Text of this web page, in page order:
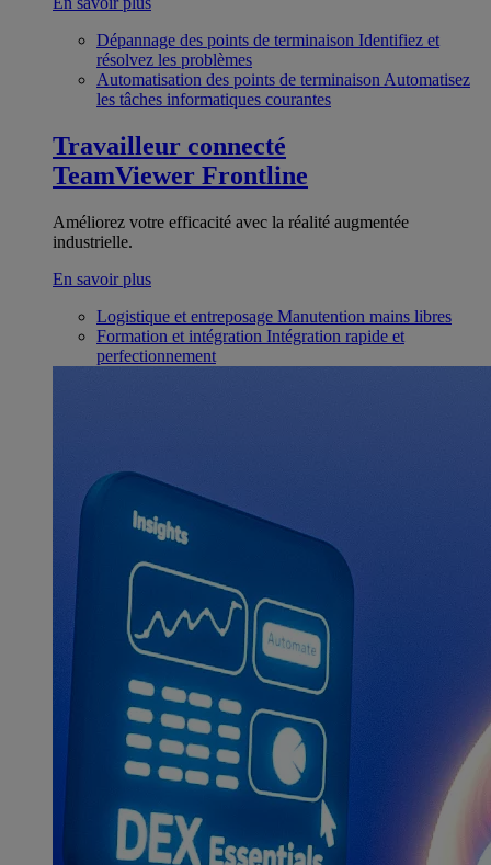
Dépannage des points de terminaison Identifiez et
résolvez les problèmes
Automatisation des points de terminaison Automatisez
les tâches informatiques courantes
Travailleur connecté
TeamViewer Frontline
Améliorez votre efficacité avec la réalité augmentée
industrielle.
En savoir plus
Logistique et entreposage Manutention mains libres
Formation et intégration Intégration rapide et
perfectionnement